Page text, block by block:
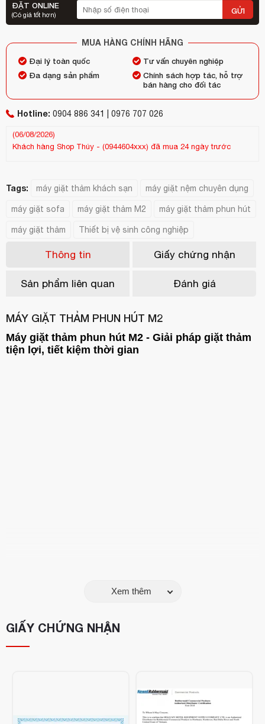
ĐẶT ONLINE
(Có giá tốt hơn) GỬI
MUA HÀNG CHÍNH HÃNG
Đại lý toàn quốc
Tư vấn chuyên nghiệp
Đa dạng sản phẩm
Chính sách hợp tác, hỗ trợ
bán hàng cho đối tác
Hotline: 0904 886 341 | 0976 707 026
Khách hàng
(13/07/2026)
Tags: máy giặt thảm khách sạn máy giặt nệm chuyên dụng
máy giặt sofa máy giặt thảm M2 máy giặt thảm phun hút
máy giặt thảm Thiết bị vệ sinh công nghiệp
Thông tin Giấy chứng nhận
Sản phẩm liên quan Đánh giá
MÁY GIẶT THẢM PHUN HÚT M2
Máy giặt thảm phun hút M2 - Giải pháp giặt thảm
tiện lợi, tiết kiệm thời gian
dành cho các khách sạn, văn phòng, nhà hàng, bệnh viện,
trung tâm thương mại... Sở hữu thiết kế nhỏ gọn, dễ vận
Thông số kỹ thuật:
Xem thêm
GIẤY CHỨNG NHẬN